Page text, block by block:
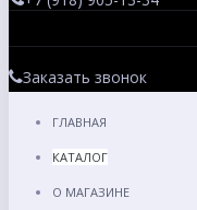
Заказать звонок
ГЛАВНАЯ
КАТАЛОГ
О МАГАЗИНЕ